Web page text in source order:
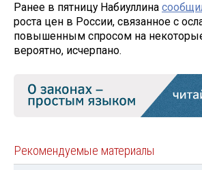
Ранее в пятницу Набиуллина
роста цен в России, связанное с
повышенным спросом на
вероятно, исчерпано.
Рекомендуемые материалы